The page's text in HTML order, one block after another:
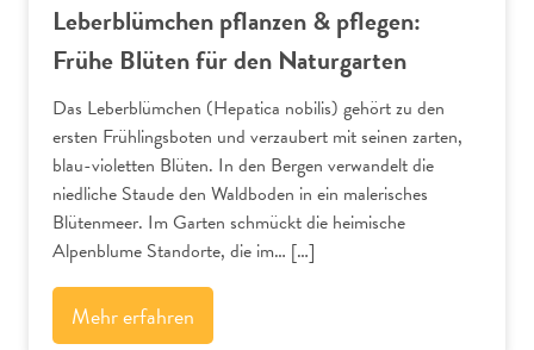
Leberblümchen pflanzen & pflegen:
Frühe Blüten für den Naturgarten
Das Leberblümchen (Hepatica nobilis) gehört zu den
ersten Frühlingsboten und verzaubert mit seinen zarten,
blau-violetten Blüten. In den Bergen verwandelt die
niedliche Staude den Waldboden in ein malerisches
Blütenmeer. Im Garten schmückt die heimische
Alpenblume Standorte, die im… […]
Mehr erfahren